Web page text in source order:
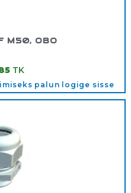
M50, OBO
TK
palun logige sisse